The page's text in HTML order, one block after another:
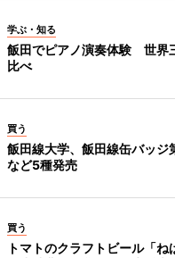
学ぶ・知る
飯田でピアノ演奏体験 世界
比べ
買う
飯田線大学、飯田線缶バッジ
など5種発売
買う
トマトのクラフトビール「